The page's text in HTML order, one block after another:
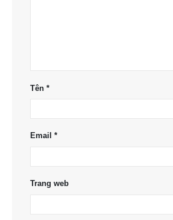
Tên *
Email *
Trang web